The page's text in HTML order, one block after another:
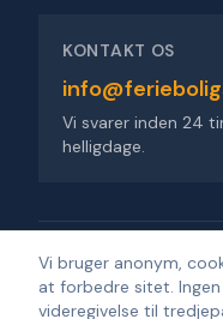
KONTAKT OS
Vi svarer inden 24
helligdage.
Ferieboligsiden ApS·
© 2026Ferieboligsiden.
Vi bruger anonym,
at forbedre sitet.
videregivelse til